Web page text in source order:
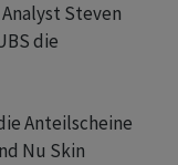
Steven
die
Anteilscheine
Nu Skin